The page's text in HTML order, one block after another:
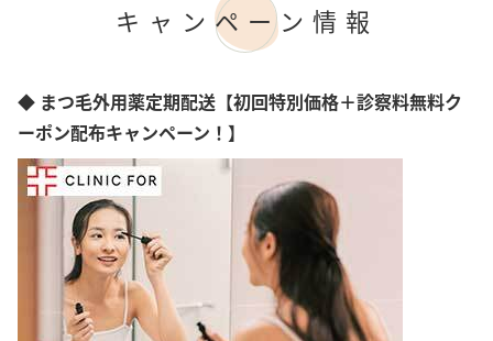
群馬県
埼玉県
千葉県
東京都
神奈川県
アートメイク
キャンペーン情報
◆ まつ毛外用薬定期配送【初回特別価格＋診察料無料ク
ーポン配布キャンペーン！】